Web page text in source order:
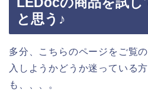
と思う♪
多分、こちらのページをご覧
入しようかどうか迷っている
も、、、。